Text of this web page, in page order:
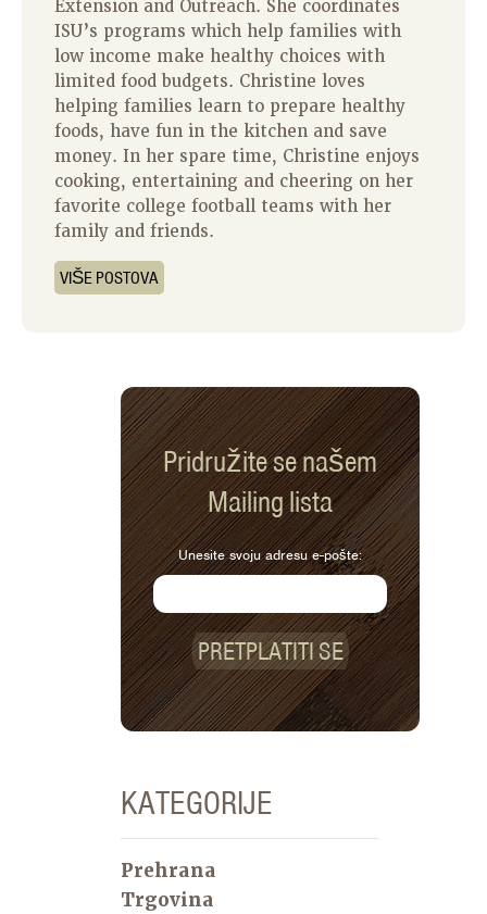
Extension and Outreach. She coordinates
ISU’s programs which help families with
low income make healthy choices with
limited food budgets. Christine loves
helping families learn to prepare healthy
foods, have fun in the kitchen and save
money. In her spare time, Christine enjoys
cooking, entertaining and cheering on her
favorite college football teams with her
family and friends.
VIŠE POSTOVA
Pridružite se našem
Mailing lista
Unesite svoju adresu e-pošte:
PRETPLATITI SE
KATEGORIJE
Prehrana
Trgovina